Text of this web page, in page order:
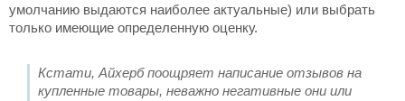
умолчанию выдаются наиболее актуальные) или выбрать
только имеющие определенную оценку.
Кстати, Айхерб поощряет написание отзывов на
купленные товары, неважно негативные они или